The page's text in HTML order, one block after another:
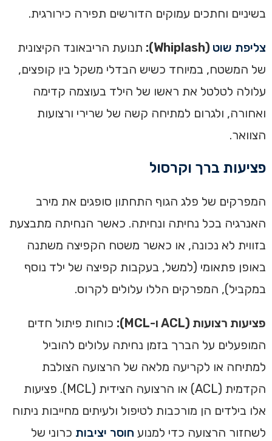
בשיניים וחתכים עמוקים הדורשים תפירה כירורגית.
צליפת שוט (Whiplash):
תנועת הריבאונד הקיצונית
של המשטח, במיוחד כשיש הבדלי משקל בין קופצים,
עלולה לטלטל את ראשו של הילד בעוצמה קדימה
ואחורה, ולגרום למתיחה קשה של שרירי ורצועות
הצוואר.
פציעות ברך וקרסול
המפרקים של פלג הגוף התחתון סופגים את מירב
האנרגיה בכל נחיתה ונחיתה. כאשר הנחיתה מתבצעת
בזווית לא נכונה, או כאשר משטח הקפיצה משתנה
באופן פתאומי (למשל, בעקבות קפיצה של ילד נוסף
במקביל), המפרקים הללו עלולים לקרוס.
פציעות רצועות (ACL ו-MCL):
כוחות פיתול חדים
המופעלים על הברך בזמן נחיתה עלולים להוביל
למתיחה או לקריעה מלאה של הרצועה הצולבת
הקדמית (ACL) או הרצועה הצידית (MCL). פציעות
אלו בילדים הן מורכבות לטיפול ולעיתים מחייבות ניתוח
לשחזור הרצועה כדי למנוע חוסר יציבות כרוני של